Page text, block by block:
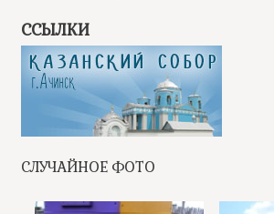
ССЫЛКИ
СЛУЧАЙНОЕ ФОТО